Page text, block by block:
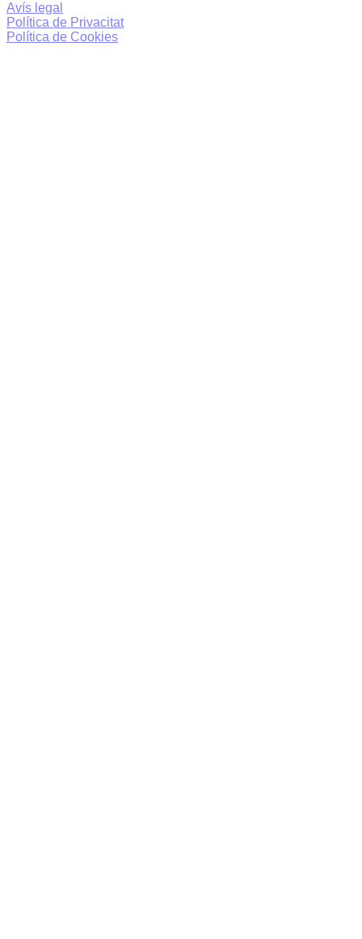
Avís legal
Política de Privacitat
Política de Cookies